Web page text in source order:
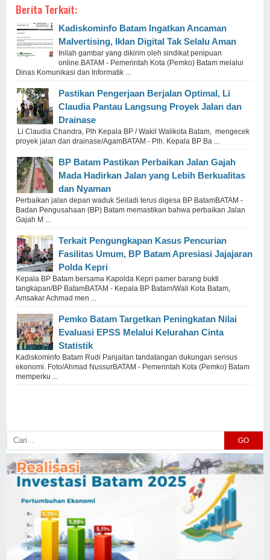
Berita Terkait:
Kadiskominfo Batam Ingatkan Ancaman
Malvertising, Iklan Digital Tak Selalu Aman
Inilah gambar yang dikirim oleh sindikat penipuan
online.BATAM - Pemerintah Kota (Pemko) Batam melalui
Dinas Komunikasi dan Informatik ...
Pastikan Pengerjaan Berjalan Optimal, Li
Claudia Pantau Langsung Proyek Jalan dan
Drainase
Li Claudia Chandra, Plh Kepala BP / Wakil Walikota Batam, mengecek
proyek jalan dan drainase/AgamBATAM - Plh. Kepala BP Ba ...
BP Batam Pastikan Perbaikan Jalan Gajah
Mada Hadirkan Jalan yang Lebih Berkualitas
dan Nyaman
Perbaikan jalan depan waduk Seiladi terus digesa BP BatamBATAM -
Badan Pengusahaan (BP) Batam memastikan bahwa perbaikan Jalan
Gajah M ...
Terkait Pengungkapan Kasus Pencurian
Fasilitas Umum, BP Batam Apresiasi Jajajaran
Polda Kepri
Kepala BP Batam bersama Kapolda Kepri pamer barang bukti
tangkapan/BP BatamBATAM - Kepala BP Batam/Wali Kota Batam,
Amsakar Achmad men ...
Pemko Batam Targetkan Peningkatan Nilai
Evaluasi EPSS Melalui Kelurahan Cinta
Statistik
Kadiskominfo Batam Rudi Panjaitan tandatangan dukungan sensus
ekonomi. Foto/Ahmad NussurBATAM - Pemerintah Kota (Pemko) Batam
memperku ...
GO